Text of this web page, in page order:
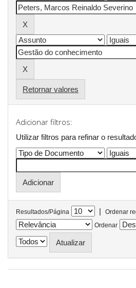
Retornar valores
Adicionar filtros:
Utilizar filtros para refinar o
Resultados/Página |
Ordenar
Ordenar